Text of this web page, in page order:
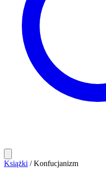
Książki / Konfucjanizm